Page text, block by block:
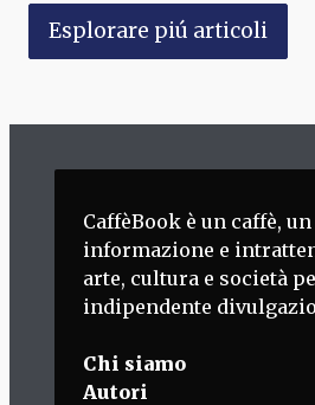
Esplorare piú articoli
CaffèBook è un caffè,
informazione e
arte, cultura e società
indipendente
Chi siamo
Autori